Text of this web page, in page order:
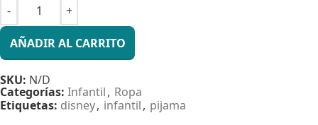
AÑADIR AL CARRITO
SKU: N/D
Categorías: Infantil, Ropa
Etiquetas: disney, infantil, pijama